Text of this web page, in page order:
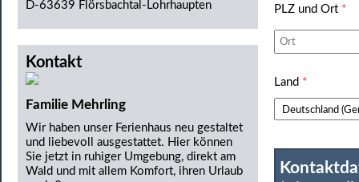
D-63639 Flörsbachtal-Lohrhaupten
Kontakt
Familie Mehrling
Wir haben unser Ferienhaus neu gestaltet
und liebevoll ausgestattet. Hier können
Sie jetzt in ruhiger Umgebung, direkt am
Wald und mit allem Komfort, ihren Urlaub
PLZ und Ort *
Land *